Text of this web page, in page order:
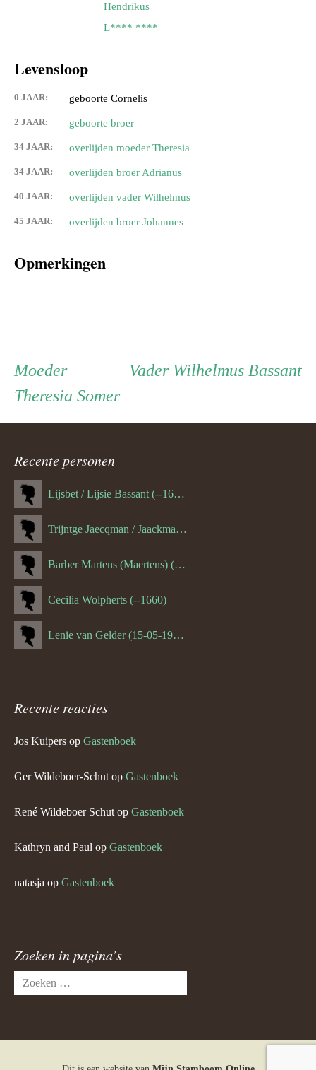
Hendrikus
L**** ****
Levensloop
0 JAAR: geboorte Cornelis
2 JAAR: geboorte broer
34 JAAR: overlijden moeder Theresia
34 JAAR: overlijden broer Adrianus
40 JAAR: overlijden vader Wilhelmus
45 JAAR: overlijden broer Johannes
Opmerkingen
Persoon
ouder
navigatie
Vader Vader
Wilhelmus Bassant
MoederMoeder
Theresia Somer
Recente personen
Lijsbet / Lijsie Bassant (--1687)
Trijntge Jaecqman / Jaackman (--1651)
Barber Martens (Maertens) (--1658)
Cecilia Wolpherts (--1660)
Lenie van Gelder (15-05-1970)
Recente reacties
Jos Kuipers op Gastenboek
Ger Wildeboer-Schut op Gastenboek
René Wildeboer Schut op Gastenboek
Kathryn and Paul op Gastenboek
natasja op Gastenboek
Zoeken in pagina’s
Zoeken
naar: